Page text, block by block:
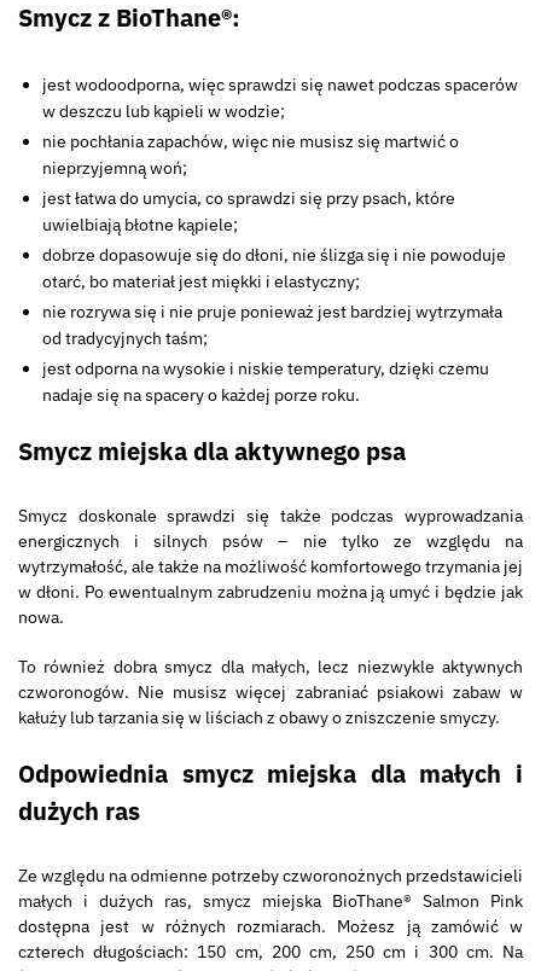
Smycz z BioThane®:
jest wodoodporna, więc sprawdzi się nawet podczas spacerów
w deszczu lub kąpieli w wodzie;
nie pochłania zapachów, więc nie musisz się martwić o
nieprzyjemną woń;
jest łatwa do umycia, co sprawdzi się przy psach, które
uwielbiają błotne kąpiele;
dobrze dopasowuje się do dłoni, nie ślizga się i nie powoduje
otarć, bo materiał jest miękki i elastyczny;
nie rozrywa się i nie pruje ponieważ jest bardziej wytrzymała
od tradycyjnych taśm;
jest odporna na wysokie i niskie temperatury, dzięki czemu
nadaje się na spacery o każdej porze roku.
Smycz miejska dla aktywnego psa
Smycz doskonale sprawdzi się także podczas wyprowadzania
energicznych i silnych psów – nie tylko ze względu na
wytrzymałość, ale także na możliwość komfortowego trzymania jej
w dłoni. Po ewentualnym zabrudzeniu można ją umyć i będzie jak
nowa.
To również dobra smycz dla małych, lecz niezwykle aktywnych
czworonogów. Nie musisz więcej zabraniać psiakowi zabaw w
kałuży lub tarzania się w liściach z obawy o zniszczenie smyczy.
Odpowiednia smycz miejska dla małych i
dużych ras
Ze względu na odmienne potrzeby czworonożnych przedstawicieli
małych i dużych ras, smycz miejska BioThane® Salmon Pink
dostępna jest w różnych rozmiarach. Możesz ją zamówić w
czterech długościach: 150 cm, 200 cm, 250 cm i 300 cm. Na